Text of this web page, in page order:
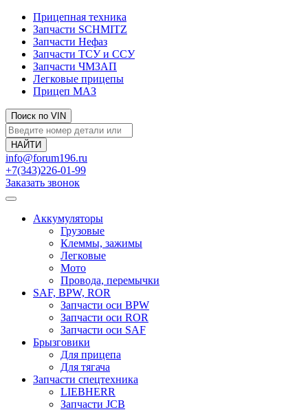
Прицепная техника
Запчасти SCHMITZ
Запчасти Нефаз
Запчасти ТСУ и ССУ
Запчасти ЧМЗАП
Легковые прицепы
Прицеп МАЗ
Поиск по VIN
info@forum196.ru
+7(343)226-01-99
Заказать звонок
Аккумуляторы
Грузовые
Клеммы, зажимы
Легковые
Мото
Провода, перемычки
SAF, BPW, ROR
Запчасти оси BPW
Запчасти оси ROR
Запчасти оси SAF
Брызговики
Для прицепа
Для тягача
Запчасти спецтехника
LIEBHERR
Запчасти JCB